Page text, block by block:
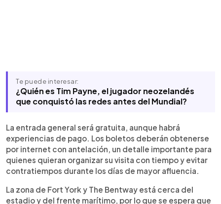
Te puede interesar:
¿Quién es Tim Payne, el jugador neozelandés
que conquistó las redes antes del Mundial?
La entrada general será gratuita, aunque habrá
experiencias de pago. Los boletos deberán obtenerse
por internet con antelación, un detalle importante para
quienes quieran organizar su visita con tiempo y evitar
contratiempos durante los días de mayor afluencia.
La zona de Fort York y The Bentway está cerca del
estadio y del frente marítimo, por lo que se espera que